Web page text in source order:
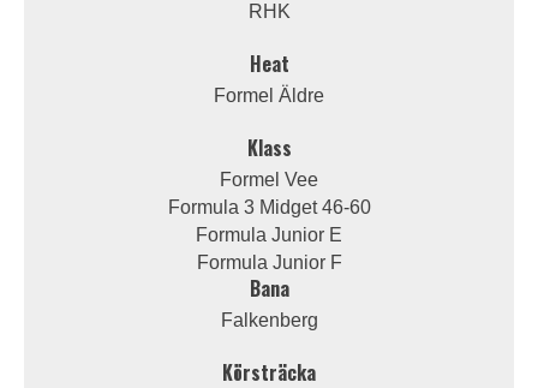
RHK
Heat
Formel Äldre
Klass
Formel Vee
Formula 3 Midget 46-60
Formula Junior E
Formula Junior F
Bana
Falkenberg
Körsträcka